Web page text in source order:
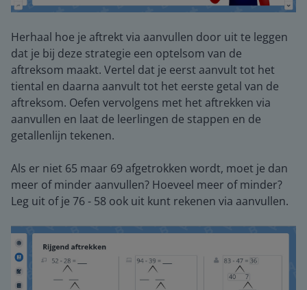
Herhaal hoe je aftrekt via aanvullen door uit te leggen
dat je bij deze strategie een optelsom van de
aftreksom maakt. Vertel dat je eerst aanvult tot het
tiental en daarna aanvult tot het eerste getal van de
aftreksom. Oefen vervolgens met het aftrekken via
aanvullen en laat de leerlingen de stappen en de
getallenlijn tekenen.
Als er niet 65 maar 69 afgetrokken wordt, moet je dan
meer of minder aanvullen? Hoeveel meer of minder?
Leg uit of je 76 - 58 ook uit kunt rekenen via aanvullen.